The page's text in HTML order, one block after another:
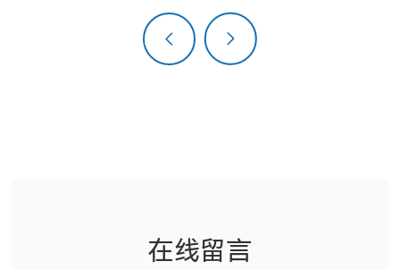
上一页 下一页
在线留言